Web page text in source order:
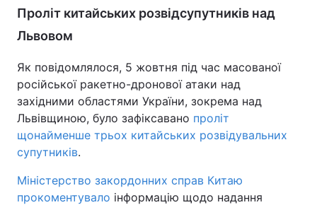
Проліт китайських розвідсупутників над
Львовом
Як повідомлялося, 5 жовтня під час масованої
російської ракетно-дронової атаки над
західними областями України, зокрема над
Львівщиною, було зафіксавано проліт
щонайменше трьох китайських розвідувальних
супутників.
Міністерство закордонних справ Китаю
прокоментувало інформацію щодо надання